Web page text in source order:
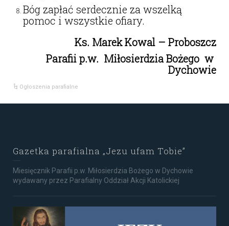
Bóg zapłać serdecznie za wszelką
pomoc i wszystkie ofiary.
Ks. Marek Kowal – Proboszcz
Parafiip.w. Miłosierdzia Bożego w
Dychowie
Ogłoszenia parafialne
Gazetka parafialna „Jezu ufam Tobie”
Miesięcznik Parafii p.w. Miłosierdzia Bożego w Dychowie
wydawany przez Parafialny Oddział Akcji Katolickiej